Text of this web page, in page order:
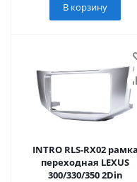
В корзину
INTRO RLS-RX02 рамка
переходная LEXUS
300/330/350 2Din